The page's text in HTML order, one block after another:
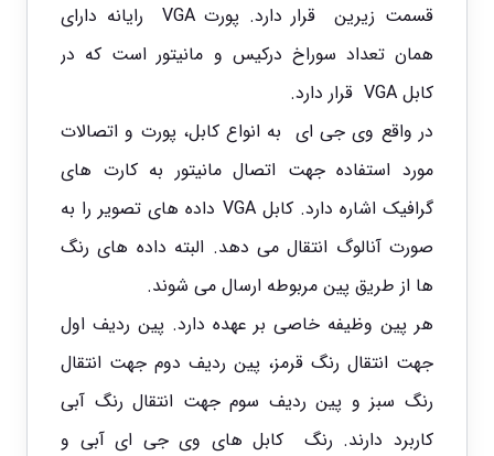
قسمت زیرین قرار دارد. پورت VGA رایانه دارای
همان تعداد سوراخ درکیس و مانیتور است که در
کابل VGA قرار دارد.
در واقع وی جی ای به انواع کابل، پورت و اتصالات
مورد استفاده جهت اتصال مانیتور به کارت های
گرافیک اشاره دارد. کابل VGA داده های تصویر را به
صورت آنالوگ انتقال می دهد. البته داده های رنگ
ها از طریق پین مربوطه ارسال می شوند.
هر پین وظیفه خاصی بر عهده دارد. پین ردیف اول
جهت انتقال رنگ قرمز، پین ردیف دوم جهت انتقال
رنگ سبز و پین ردیف سوم جهت انتقال رنگ آبی
کاربرد دارند. رنگ کابل های وی جی ای آبی و